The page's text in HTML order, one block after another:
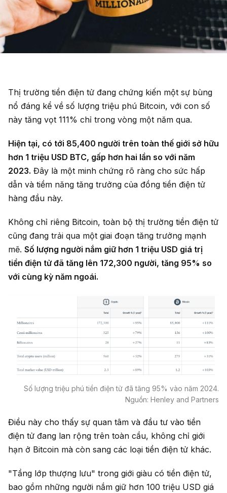
Thị trường tiền điện tử đang chứng kiến một sự bùng
nổ đáng kể về số lượng triệu phú Bitcoin, với con số
này tăng vọt 111% chỉ trong vòng một năm qua.
Hiện tại, có tới 85,400 người trên toàn thế giới sở hữu
hơn 1 triệu USD BTC, gấp hơn hai lần so với năm
2023. Đây là một minh chứng rõ ràng cho sức hấp
dẫn và tiềm năng tăng trưởng của đồng tiền điện tử
hàng đầu này.
Không chỉ riêng Bitcoin, toàn bộ thị trường tiền điện tử
cũng đang trải qua một giai đoạn tăng trưởng mạnh
mẽ. Số lượng người nắm giữ hơn 1 triệu USD giá trị
tiền điện tử đã tăng lên 172,300 người, tăng 95% so
với cùng kỳ năm ngoái.
Số lượng triệu phú tiền điện tử đã tăng 95% vào năm 2024.
Nguồn: Henley and Partners
Điều này cho thấy sự quan tâm và đầu tư vào tiền
điện tử đang lan rộng trên toàn cầu, không chỉ giới
hạn ở Bitcoin mà còn sang các loại tiền điện tử khác.
"Tầng lớp thượng lưu" trong giới giàu có tiền điện tử,
bao gồm những người nắm giữ hơn 100 triệu USD giá